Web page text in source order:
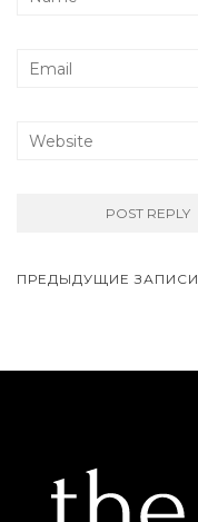
ПРЕДЫДУЩИЕ ЗАПИСИ